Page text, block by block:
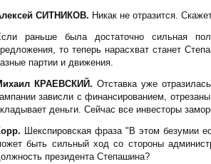
СИТНИКОВ. Никак не отразится.
раньше была достаточно сильная
то теперь нарасхват станет
партии и движения.
КРАЕВСКИЙ. Отставка уже
зависли с финансированием,
деньги. Сейчас все инвесторы
Шекспировская фраза "В этом безумии
быть сильный ход со стороны
президента Степашина?